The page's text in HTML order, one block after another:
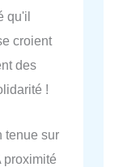
qu'il
croient
des
!
tenue sur
proximité